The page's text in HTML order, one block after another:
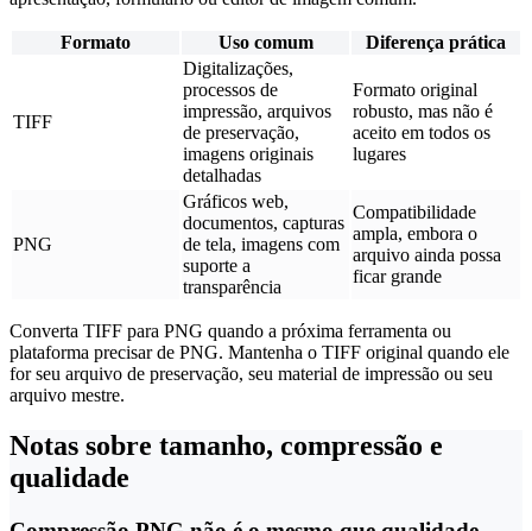
Formato Uso comum Diferença prática
TIFF
Digitalizações,
processos de
impressão, arquivos
de preservação,
imagens originais
detalhadas
Formato original
robusto, mas não é
aceito em todos os
lugares
PNG
Gráficos web,
documentos, capturas
de tela, imagens com
suporte a
transparência
Compatibilidade
ampla, embora o
arquivo ainda possa
ficar grande
Converta TIFF para PNG quando a próxima ferramenta ou
plataforma precisar de PNG. Mantenha o TIFF original quando ele
for seu arquivo de preservação, seu material de impressão ou seu
arquivo mestre.
Notas sobre tamanho, compressão e
qualidade